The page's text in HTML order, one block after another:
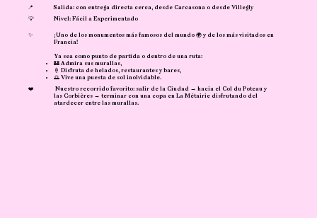
📍
Salida: con entrega directa cerca, desde Carcasona o desde Villegly
💡
Nivel: Fácil a Experimentado
✨
¡Uno de los monumentos más famosos del mundo 🌍 y de los más visitados en
Francia!
Ya sea como punto de partida o dentro de una ruta:
🏰 Admira sus murallas,
🍦 Disfruta de helados, restaurantes y bares,
🌅 Vive una puesta de sol inolvidable.
❤️
Nuestro recorrido favorito: salir de la Ciudad → hacia el Col du Poteau y
las Corbières → terminar con una copa en La Métairie disfrutando del
atardecer entre las murallas.